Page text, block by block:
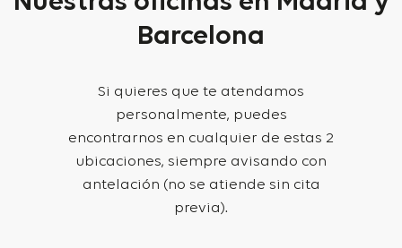
Barcelona
Si quieres que te atendamos
personalmente, puedes
encontrarnos en cualquier de estas 2
ubicaciones, siempre avisando con
antelación (no se atiende sin cita
previa).